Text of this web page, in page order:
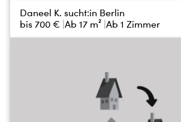
Daneel K. sucht:in Berlin
bis 700 € Ab 17 m² Ab 1 Zimmer